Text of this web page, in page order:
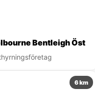
Bentleigh Öst
6 km